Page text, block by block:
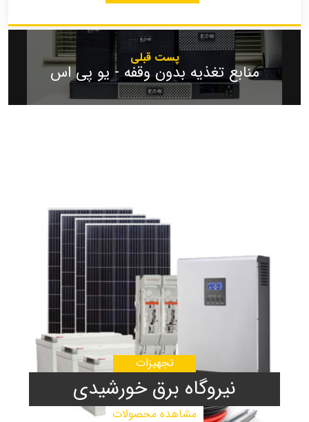
پست قبلی
منابع تغذیه بدون وقفه - یو پی اس
تجهیزات
نیروگاه برق خورشیدی
مشاهده محصولات